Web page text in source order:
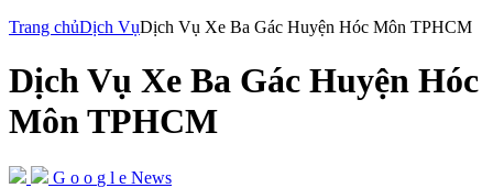
Trang chủDịch VụDịch Vụ Xe Ba Gác Huyện Hóc Môn TPHCM
Dịch Vụ Xe Ba Gác Huyện Hóc
Môn TPHCM
G o o g l e News